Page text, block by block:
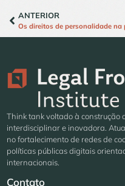
ANTERIOR
Think tank voltado à construção
interdisciplinar e inovadora.
no fortalecimento de redes de
políticas públicas digitais
internacionais.
Contato